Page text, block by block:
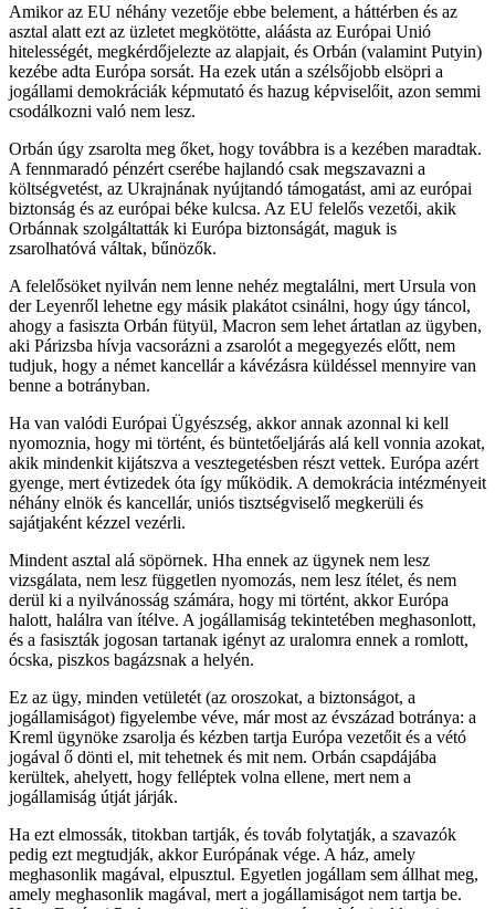
Amikor az EU néhány vezetője ebbe belement, a háttérben és az
asztal alatt ezt az üzletet megkötötte, aláásta az Európai Unió
hitelességét, megkérdőjelezte az alapjait, és Orbán (valamint Putyin)
kezébe adta Európa sorsát. Ha ezek után a szélsőjobb elsöpri a
jogállami demokráciák képmutató és hazug képviselőit, azon semmi
csodálkozni való nem lesz.
Orbán úgy zsarolta meg őket, hogy továbbra is a kezében maradtak.
A fennmaradó pénzért cserébe hajlandó csak megszavazni a
költségvetést, az Ukrajnának nyújtandó támogatást, ami az európai
biztonság és az európai béke kulcsa. Az EU felelős vezetői, akik
Orbánnak szolgáltatták ki Európa biztonságát, maguk is
zsarolhatóvá váltak, bűnözők.
A felelősöket nyilván nem lenne nehéz megtalálni, mert Ursula von
der Leyenről lehetne egy másik plakátot csinálni, hogy úgy táncol,
ahogy a fasiszta Orbán fütyül, Macron sem lehet ártatlan az ügyben,
aki Párizsba hívja vacsorázni a zsarolót a megegyezés előtt, nem
tudjuk, hogy a német kancellár a kávézásra küldéssel mennyire van
benne a botrányban.
Ha van valódi Európai Ügyészség, akkor annak azonnal ki kell
nyomoznia, hogy mi történt, és büntetőeljárás alá kell vonnia azokat,
akik mindenkit kijátszva a vesztegetésben részt vettek. Európa azért
gyenge, mert évtizedek óta így működik. A demokrácia intézményeit
néhány elnök és kancellár, uniós tisztségviselő megkerüli és
sajátjaként kézzel vezérli.
Mindent asztal alá söpörnek. Hha ennek az ügynek nem lesz
vizsgálata, nem lesz független nyomozás, nem lesz ítélet, és nem
derül ki a nyilvánosság számára, hogy mi történt, akkor Európa
halott, halálra van ítélve. A jogállamiság tekintetében meghasonlott,
és a fasiszták jogosan tartanak igényt az uralomra ennek a romlott,
ócska, piszkos bagázsnak a helyén.
Ez az ügy, minden vetületét (az oroszokat, a biztonságot, a
jogállamiságot) figyelembe véve, már most az évszázad botránya: a
Kreml ügynöke zsarolja és kézben tartja Európa vezetőit és a vétó
jogával ő dönti el, mit tehetnek és mit nem. Orbán csapdájába
kerültek, ahelyett, hogy felléptek volna ellene, mert nem a
jogállamiság útját járják.
Ha ezt elmossák, titokban tartják, és továb folytatják, a szavazók
pedig ezt megtudják, akkor Európának vége. A ház, amely
meghasonlik magával, elpusztul. Egyetlen jogállam sem állhat meg,
amely meghasonlik magával, mert a jogállamiságot nem tartja be.